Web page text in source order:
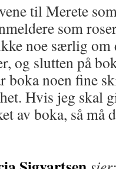
til Merete
som
noe særlig om
og slutten på
boka noen fine
Hvis jeg skal
av boka, så må